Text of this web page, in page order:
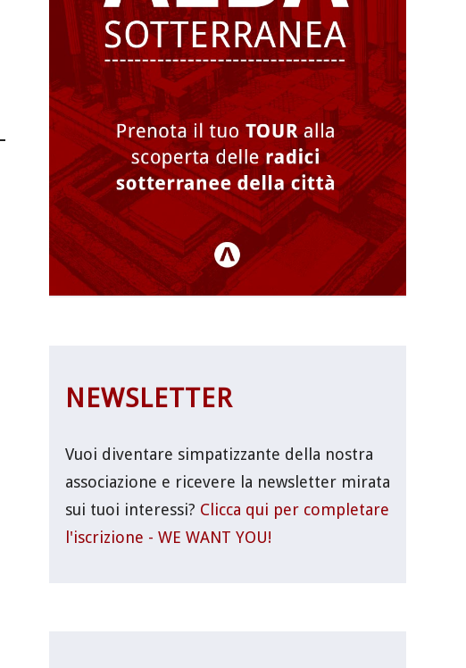
NEWSLETTER
Vuoi diventare simpatizzante della nostra
associazione e ricevere la newsletter mirata
sui tuoi interessi? Clicca qui per completare
l'iscrizione - WE WANT YOU!